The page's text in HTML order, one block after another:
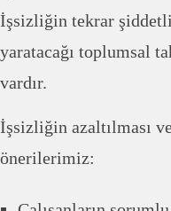
İşsizliğin tekrar
yaratacağı toplumsal
vardır.
İşsizliğin azaltılması
önerilerimiz: